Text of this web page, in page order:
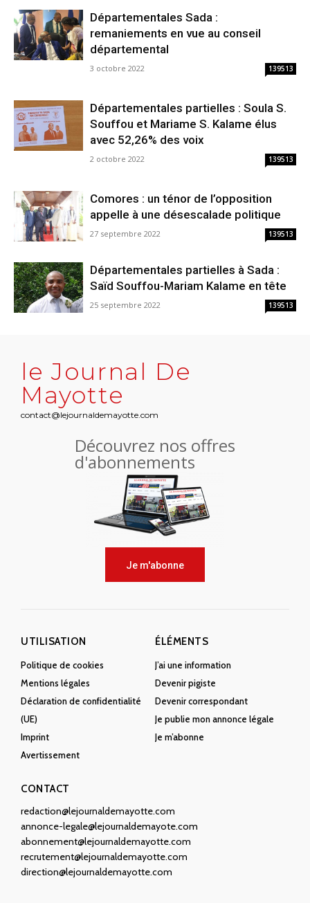
Départementales Sada :
remaniements en vue au conseil
départemental
3 octobre 2022 139513
Départementales partielles : Soula S.
Souffou et Mariame S. Kalame élus
avec 52,26% des voix
2 octobre 2022 139513
Comores : un ténor de l’opposition
appelle à une désescalade politique
27 septembre 2022 139513
Départementales partielles à Sada :
Saïd Souffou-Mariam Kalame en tête
25 septembre 2022 139513
le Journal De
Mayotte
contact@lejournaldemayotte.com
Découvrez nos offres
d'abonnements
Je m'abonne
UTILISATION
Politique de cookies
Mentions légales
Déclaration de confidentialité
(UE)
Imprint
Avertissement
ÉLÉMENTS
J’ai une information
Devenir pigiste
Devenir correspondant
Je publie mon annonce légale
Je m’abonne
CONTACT
redaction@lejournaldemayotte.com
annonce-legale@lejournaldemayote.com
abonnement@lejournaldemayotte.com
recrutement@lejournaldemayotte.com
direction@lejournaldemayotte.com